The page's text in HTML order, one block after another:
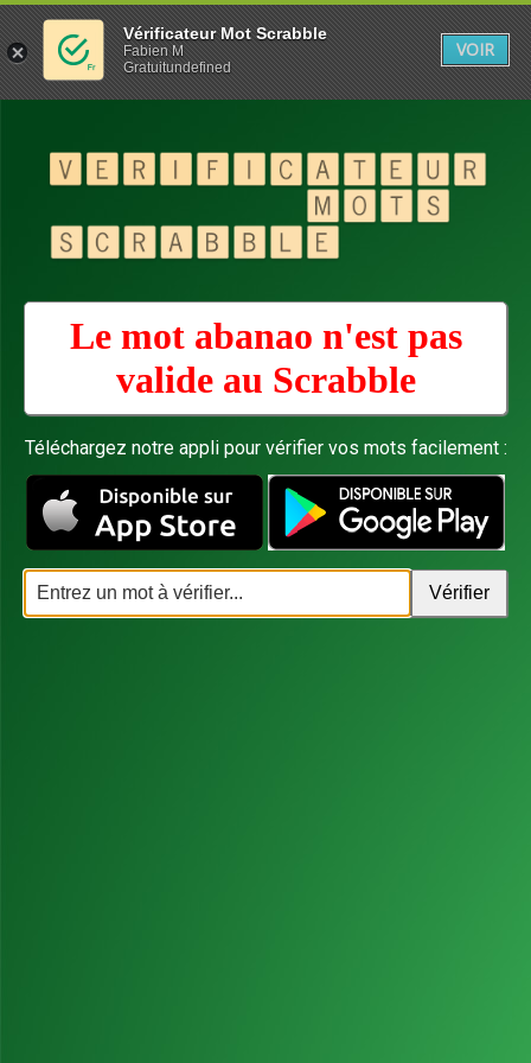
Le mot abanao n'est pas
valide au Scrabble
Téléchargez notre appli pour vérifier vos mots facilement :
Vérificateur Mot Scrabble
Fabien M
Gratuitundefined
VOIR